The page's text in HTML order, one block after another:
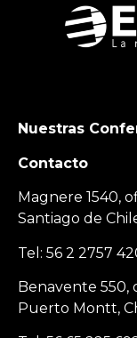
Nuestras
Contacto
Magnere 1540,
Santiago de
Tel: 56 2 2757
Benavente 550,
Puerto Montt,